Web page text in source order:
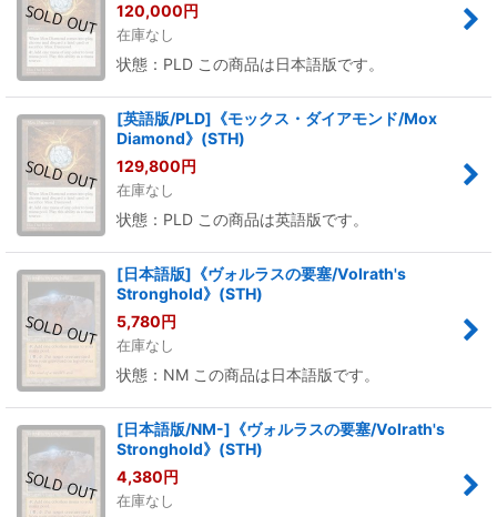
120,000円
在庫なし
状態：PLD この商品は日本語版です。
[英語版/PLD]《モックス・ダイアモンド/Mox
Diamond》(STH)
129,800円
在庫なし
状態：PLD この商品は英語版です。
[日本語版]《ヴォルラスの要塞/Volrath's
Stronghold》(STH)
5,780円
在庫なし
状態：NM この商品は日本語版です。
[日本語版/NM-]《ヴォルラスの要塞/Volrath's
Stronghold》(STH)
4,380円
在庫なし